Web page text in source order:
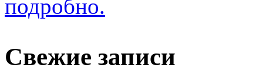
подробно.
Свежие записи